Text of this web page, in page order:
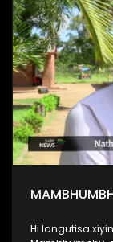
Hi langutisa